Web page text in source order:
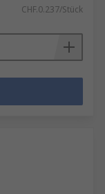
CHF.0.237/Stück